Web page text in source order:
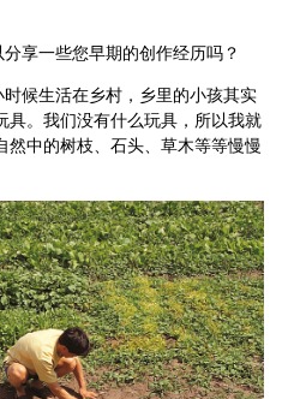
享一些您早期的创作经历吗？
候生活在乡村，乡里的小孩其实
具。我们没有什么玩具，所以我就
然中的树枝、石头、草木等等慢慢